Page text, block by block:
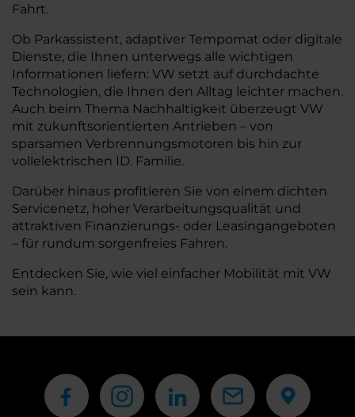
Fahrt.
Ob Parkassistent, adaptiver Tempomat oder digitale
Dienste, die Ihnen unterwegs alle wichtigen
Informationen liefern: VW setzt auf durchdachte
Technologien, die Ihnen den Alltag leichter machen.
Auch beim Thema Nachhaltigkeit überzeugt VW
mit zukunftsorientierten Antrieben – von
sparsamen Verbrennungsmotoren bis hin zur
vollelektrischen ID. Familie.
Darüber hinaus profitieren Sie von einem dichten
Servicenetz, hoher Verarbeitungsqualität und
attraktiven Finanzierungs- oder Leasingangeboten
– für rundum sorgenfreies Fahren.
Entdecken Sie, wie viel einfacher Mobilität mit VW
sein kann.